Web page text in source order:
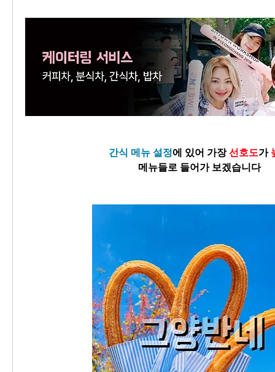
간식 메뉴 설정에 있어 가장 선호도가
메뉴들로 들어가 보겠습니다